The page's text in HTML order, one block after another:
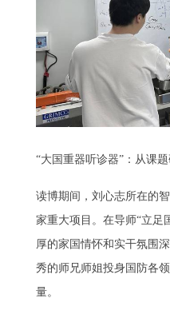
“大国重器听诊器”：从课
读博期间，刘心志所在的
家重大项目。在导师“立足
厚的家国情怀和实干氛围
秀的师兄师姐投身国防各
量。